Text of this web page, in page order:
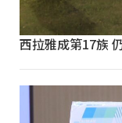
西拉雅成第17族